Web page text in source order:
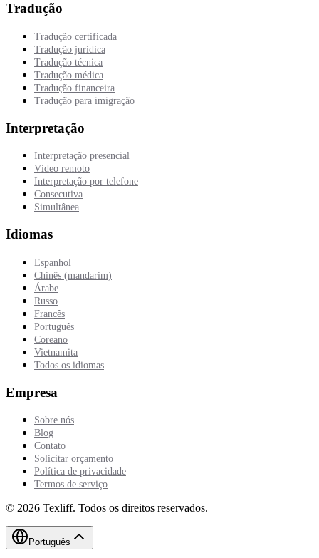
Tradução
Tradução certificada
Tradução jurídica
Tradução técnica
Tradução médica
Tradução financeira
Tradução para imigração
Interpretação
Interpretação presencial
Vídeo remoto
Interpretação por telefone
Consecutiva
Simultânea
Idiomas
Espanhol
Chinês (mandarim)
Árabe
Russo
Francês
Português
Coreano
Vietnamita
Todos os idiomas
Empresa
Sobre nós
Blog
Contato
Solicitar orçamento
Política de privacidade
Termos de serviço
© 2026 Texliff. Todos os direitos reservados.
Português